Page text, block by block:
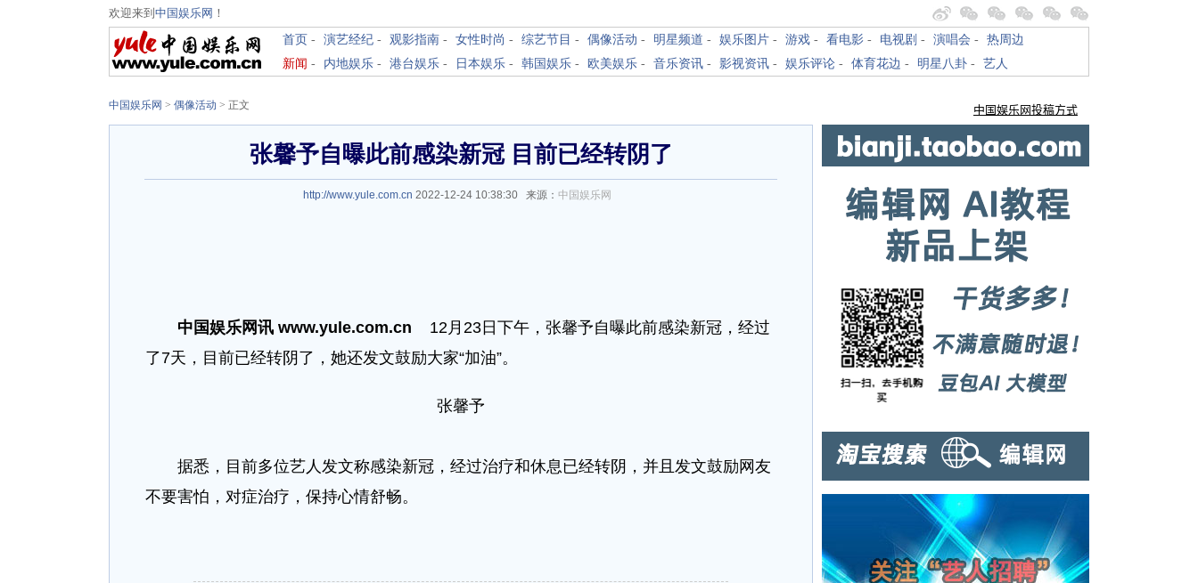
欢迎来到 中国娱乐网 ！
首页 - 演艺经纪 - 观影指南 - 女性时尚 - 综艺节目 - 偶像活动 - 明星频道 - 娱乐图片 - 游戏 - 看电影 - 电视剧 - 演唱会 - 热周边
新闻 - 内地娱乐 - 港台娱乐 - 日本娱乐 - 韩国娱乐 - 欧美娱乐 - 音乐资讯 - 影视资讯 - 娱乐评论 - 体育花边 - 明星八卦 - 艺人
中国娱乐网 > 偶像活动 > 正文
张馨予自曝此前感染新冠 目前已经转阴了
http://www.yule.com.cn 2022-12-24 10:38:30 来源： 中国娱乐网
中国娱乐网讯 www.yule.com.cn 12月23日下午，张馨予自曝此前感染新冠，经过
了7天，目前已经转阴了，她还发文鼓励大家“加油”。
张馨予
据悉，目前多位艺人发文称感染新冠，经过治疗和休息已经转阴，并且发文鼓励网友
不要害怕，对症治疗，保持心情舒畅。